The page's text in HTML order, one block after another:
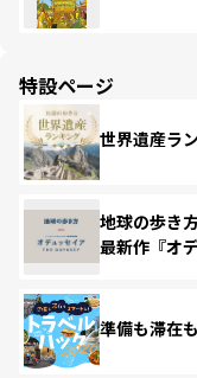
特設ページ
世界遺産ラ
地球の歩き
最新作『オ
準備も滞在